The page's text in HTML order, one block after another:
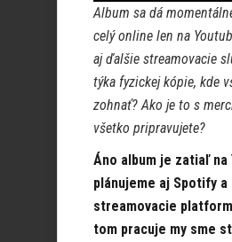
Album sa dá
celý online len na
aj ďalšie streamovacie
týka fyzickej kópie, kde
zohnať? Ako je to s
všetko pripravujete?
Áno album je zatiaľ na
plánujeme aj Spotify
streamovacie
tom pracuje my sme